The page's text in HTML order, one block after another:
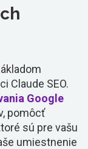
Claude SEO.
Google
pomôcť
sú pre vašu
umiestnenie